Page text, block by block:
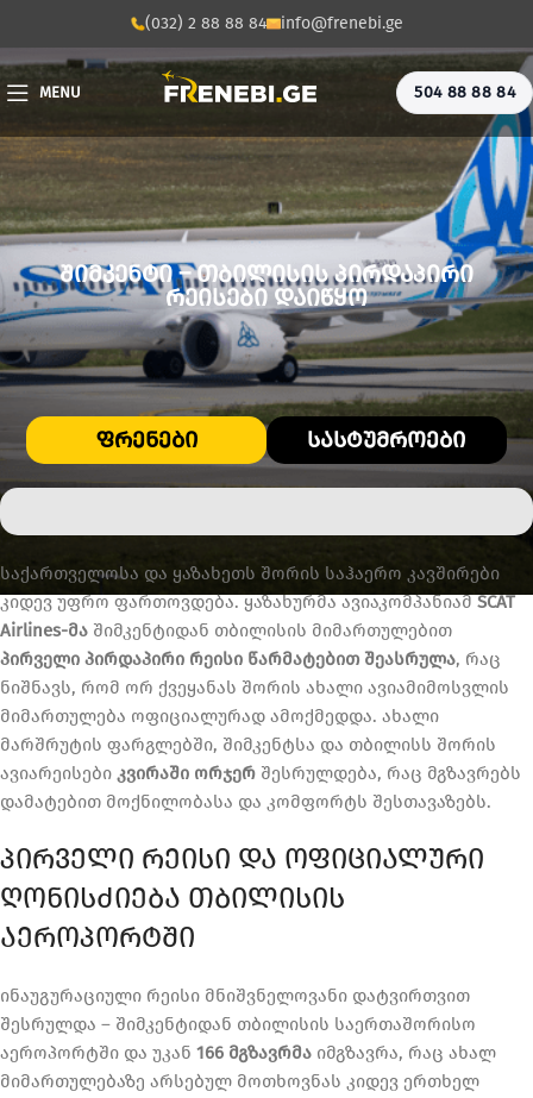
(032) 2 88 88 84 info@frenebi.ge
MENU 504 88 88 84
ᲨᲘᲛᲙᲔᲜᲢᲘ – ᲗᲑᲘᲚᲘᲡᲘᲡ ᲞᲘᲠᲓᲐᲞᲘᲠᲘ
ᲠᲔᲘᲡᲔᲑᲘ ᲓᲐᲘᲬᲧᲝ
ᲤᲠᲔᲜᲔᲑᲘ ᲡᲐᲡᲢᲣᲛᲠᲝᲔᲑᲘ
საქართველოსა და ყაზახეთს შორის საჰაერო კავშირები
კიდევ უფრო ფართოვდება. ყაზახურმა ავიაკომპანიამSCAT
Airlines-მა შიმკენტიდან თბილისის მიმართულებით
პირველი პირდაპირი რეისი წარმატებით შეასრულა, რაც
ნიშნავს, რომ ორ ქვეყანას შორის ახალი ავიამიმოსვლის
მიმართულება ოფიციალურად ამოქმედდა. ახალი
მარშრუტის ფარგლებში, შიმკენტსა და თბილისს შორის
ავიარეისები კვირაში ორჯერ შესრულდება, რაც მგზავრებს
დამატებით მოქნილობასა და კომფორტს შესთავაზებს.
ᲞᲘᲠᲕᲔᲚᲘ ᲠᲔᲘᲡᲘ ᲓᲐ ᲝᲤᲘᲪᲘᲐᲚᲣᲠᲘ
ᲦᲝᲜᲘᲡᲫᲘᲔᲑᲐ ᲗᲑᲘᲚᲘᲡᲘᲡ
ᲐᲔᲠᲝᲞᲝᲠᲢᲨᲘ
ინაუგურაციული რეისი მნიშვნელოვანი დატვირთვით
შესრულდა – შიმკენტიდან თბილისის საერთაშორისო
აეროპორტში და უკან 166 მგზავრმა იმგზავრა, რაც ახალ
მიმართულებაზე არსებულ მოთხოვნას კიდევ ერთხელ